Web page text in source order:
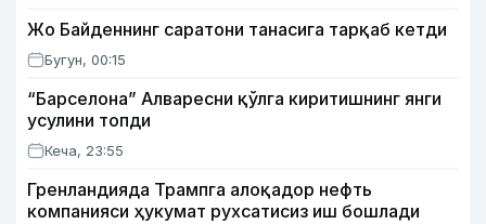
Жо Байденнинг саратони танасига тарқаб кетди
Бугун, 00:15
“Барселона” Алваресни қўлга киритишнинг янги
усулини топди
Кеча, 23:55
Гренландияда Трампга алоқадор нефть
компанияси ҳукумат рухсатисиз иш бошлади